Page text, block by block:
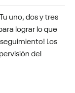
Tu uno, dos y tres
lograr lo que
Los
del